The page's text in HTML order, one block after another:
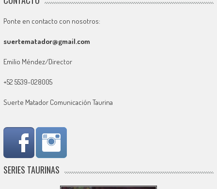
Ponte en contacto con nosotros:
suertematador@gmail.com
Emilio Méndez/Director
+52 5539-028005
Suerte Matador Comunicación Taurina
SERIES TAURINAS